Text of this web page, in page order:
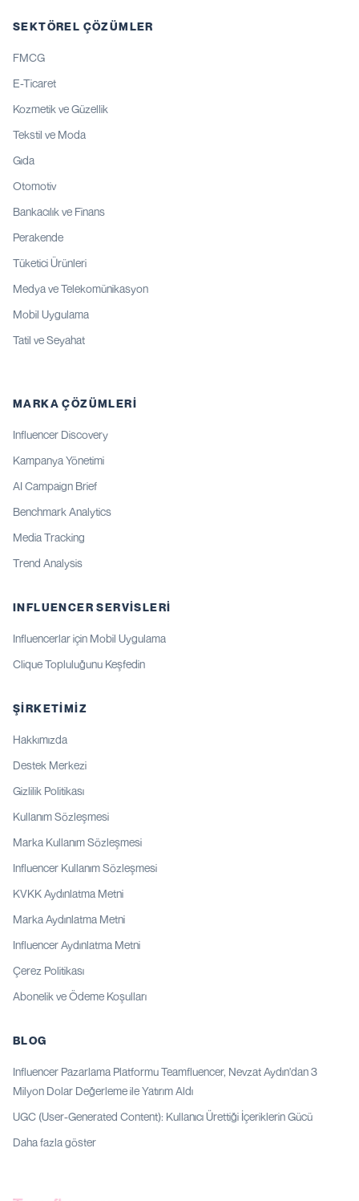
SEKTÖREL ÇÖZÜMLER
FMCG
E-Ticaret
Kozmetik ve Güzellik
Tekstil ve Moda
Gıda
Otomotiv
Bankacılık ve Finans
Perakende
Tüketici Ürünleri
Medya ve Telekomünikasyon
Mobil Uygulama
Tatil ve Seyahat
MARKA ÇÖZÜMLERI
Influencer Discovery
Kampanya Yönetimi
AI Campaign Brief
Benchmark Analytics
Media Tracking
Trend Analysis
INFLUENCER SERVISLERI
Influencerlar için Mobil Uygulama
Clique Topluluğunu Keşfedin
ŞIRKETIMIZ
Hakkımızda
Destek Merkezi
Gizlilik Politikası
Kullanım Sözleşmesi
Marka Kullanım Sözleşmesi
Influencer Kullanım Sözleşmesi
KVKK Aydınlatma Metni
Marka Aydınlatma Metni
Influencer Aydınlatma Metni
Çerez Politikası
Abonelik ve Ödeme Koşulları
BLOG
Influencer Pazarlama Platformu Teamfluencer, Nevzat Aydın'dan 3
Milyon Dolar Değerleme ile Yatırım Aldı
UGC (User-Generated Content): Kullanıcı Ürettiği İçeriklerin Gücü
Daha fazla göster